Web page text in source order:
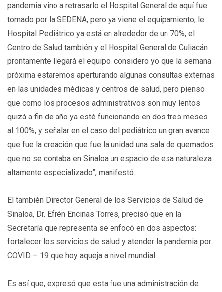
pandemia vino a retrasarlo el Hospital General de aquí fue
tomado por la SEDENA, pero ya viene el equipamiento, le
Hospital Pediátrico ya está en alrededor de un 70%, el
Centro de Salud también y el Hospital General de Culiacán
prontamente llegará el equipo, considero yo que la semana
próxima estaremos aperturando algunas consultas externas
en las unidades médicas y centros de salud, pero pienso
que como los procesos administrativos son muy lentos
quizá a fin de año ya esté funcionando en dos tres meses
al 100%, y señalar en el caso del pediátrico un gran avance
que fue la creación que fue la unidad una sala de quemados
que no se contaba en Sinaloa un espacio de esa naturaleza
altamente especializado”, manifestó.
El también Director General de los Servicios de Salud de
Sinaloa, Dr. Efrén Encinas Torres, precisó que en la
Secretaría que representa se enfocó en dos aspectos:
fortalecer los servicios de salud y atender la pandemia por
COVID – 19 que hoy aqueja a nivel mundial.
Es así que, expresó que esta fue una administración de